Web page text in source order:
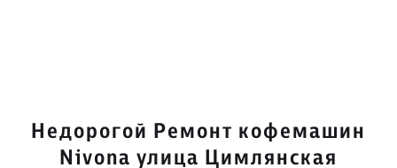
Недорогой Ремонт кофемашин
Nivona улица Цимлянская